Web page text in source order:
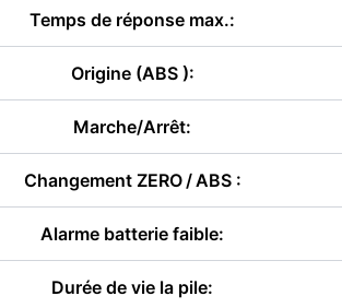
Temps de réponse max.:
Origine (ABS ):
Marche/Arrêt:
Changement ZERO / ABS :
Alarme batterie faible:
Durée de vie la pile: